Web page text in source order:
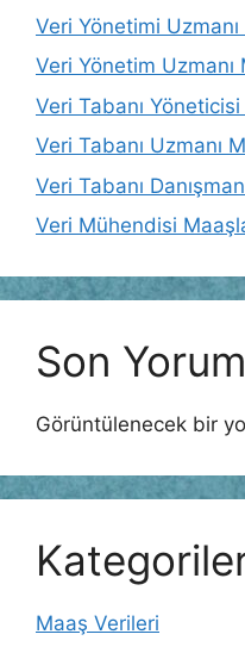
Veri Yönetimi Uzmanı
Veri Yönetim Uzmanı
Veri Tabanı Yöneticisi
Veri Tabanı Uzmanı
Veri Tabanı
Veri Mühendisi
Son
Görüntülenecek bir
Maaş Verileri